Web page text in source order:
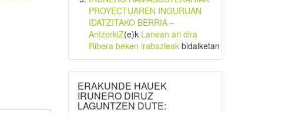
PROYECTUAREN INGURUAN
IDATZITAKO BERRIA –
AntzerkiZ(e)k Lanean ari dira
Ribera beken irabazleakbidalketan
ERAKUNDE HAUEK
IRUNERO DIRUZ
LAGUNTZEN DUTE: